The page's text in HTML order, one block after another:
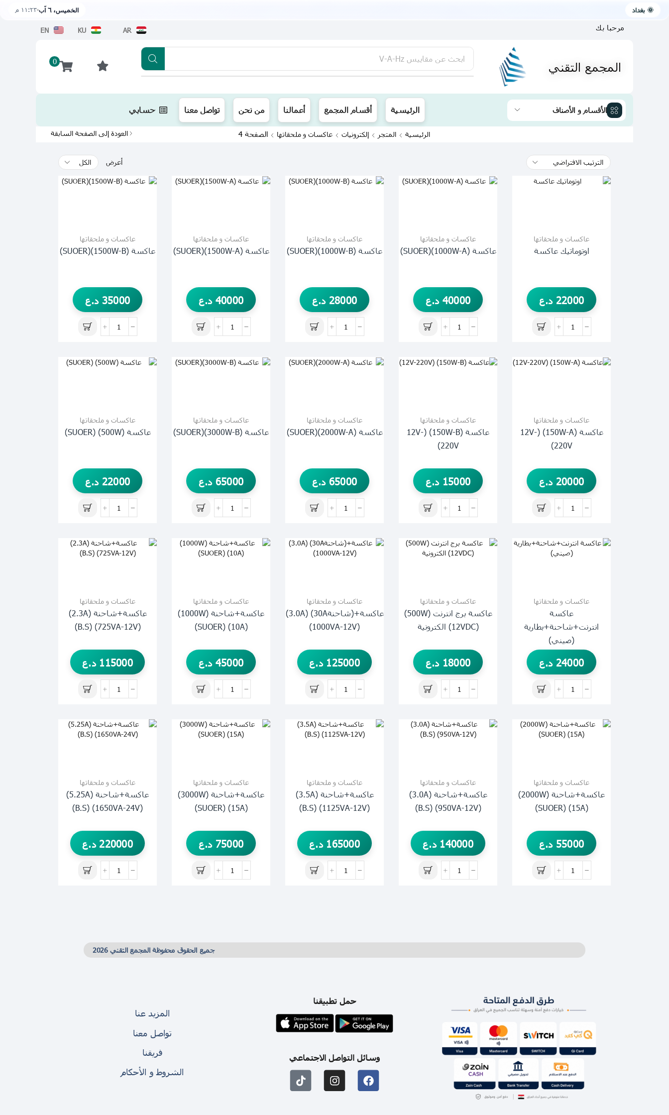
🌞 بغداد الخميس، ٦ آب ١١:٢٣ م
AR
KU
EN مرحبا بك
المجمع التقني 0 ابحث عن مقاييس V-A-Hz
يتوفر لدينا توصيل الى جميع محافظات العراق تطبيقنا متوفر الآن على متجر أبل اضغط
الأقسام و الأصناف الرئيسية أقسام المجمع أعمالنا من نحن تواصل معنا حسابي
الرئيسية المتجر إلكترونيات عاكسات و ملحقاتها الصفحة 4 العودة إلى الصفحة السابقة
أعرض
عاكسات و ملحقاتها
اوتوماتيك عاكسة
22000 د.ع
عاكسات و ملحقاتها
عاكسة (1000W-A)(SUOER)
40000 د.ع
عاكسات و ملحقاتها
عاكسة (1000W-B)(SUOER)
28000 د.ع
عاكسات و ملحقاتها
عاكسة (1500W-A)(SUOER)
40000 د.ع
عاكسات و ملحقاتها
عاكسة (1500W-B)(SUOER)
35000 د.ع
عاكسات و ملحقاتها
عاكسة (150W-A) (12V-
220V)
20000 د.ع
عاكسات و ملحقاتها
عاكسة (150W-B) (12V-
220V)
15000 د.ع
عاكسات و ملحقاتها
عاكسة (2000W-A)(SUOER)
65000 د.ع
عاكسات و ملحقاتها
عاكسة (3000W-B)(SUOER)
65000 د.ع
عاكسات و ملحقاتها
عاكسة (500W) (SUOER)
22000 د.ع
عاكسات و ملحقاتها
عاكسة
انترنت+شاحنة+بطارية
(صيني)
24000 د.ع
عاكسات و ملحقاتها
عاكسة برج انترنت (500W)
(12VDC) الكترونية
18000 د.ع
عاكسات و ملحقاتها
عاكسة+(شاحنة30A) (3.0A)
(1000VA-12V)
125000 د.ع
عاكسات و ملحقاتها
عاكسة+شاحنة (1000W)
(10A) (SUOER)
45000 د.ع
عاكسات و ملحقاتها
عاكسة+شاحنة (2.3A)
(725VA-12V) (B.S)
115000 د.ع
عاكسات و ملحقاتها
عاكسة+شاحنة (2000W)
(15A) (SUOER)
55000 د.ع
عاكسات و ملحقاتها
عاكسة+شاحنة (3.0A)
(950VA-12V) (B.S)
140000 د.ع
عاكسات و ملحقاتها
عاكسة+شاحنة (3.5A)
(1125VA-12V) (B.S)
165000 د.ع
عاكسات و ملحقاتها
عاكسة+شاحنة (3000W)
(15A) (SUOER)
75000 د.ع
عاكسات و ملحقاتها
عاكسة+شاحنة (5.25A)
(1650VA-24V) (B.S)
220000 د.ع
جميع الحقوق محفوظة المجمع التقني 2026
حمل تطبيقنا
وسائل التواصل الاجتماعي
المزيد عنا
تواصل معنا
فريقنا
الشروط و الأحكام